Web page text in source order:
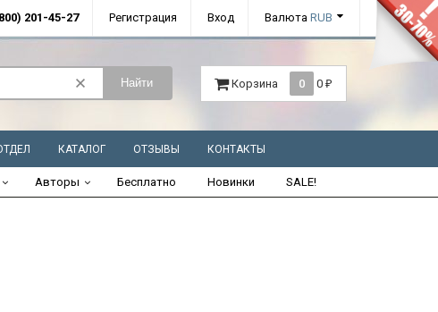
201-45-27 Регистрация Вход Валюта RUB
Найти Корзина 0 0 ₽
КАТАЛОГ ОТЗЫВЫ КОНТАКТЫ
Авторы Бесплатно Новинки SALE!